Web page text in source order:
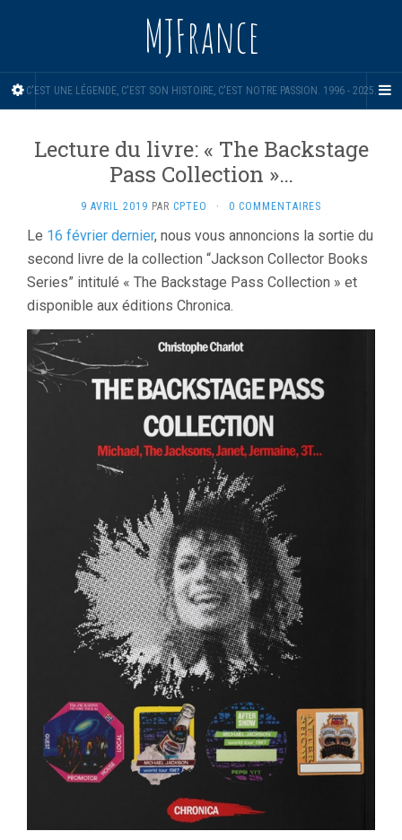
MJFrance
C'EST UNE LÉGENDE, C'EST SON HISTOIRE, C'EST NOTRE PASSION. 1996 - 2025.
Lecture du livre: « The Backstage
Pass Collection »…
9 AVRIL 2019 PAR CPTEO · 0 COMMENTAIRES
Le 16 février dernier, nous vous annoncions la sortie du
second livre de la collection “Jackson Collector Books
Series” intitulé « The Backstage Pass Collection » et
disponible aux éditions Chronica.